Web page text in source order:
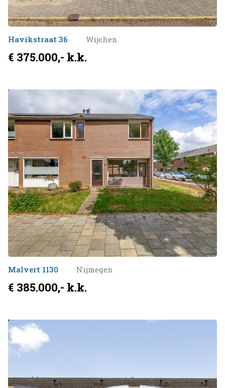
Havikstraat 36 Wijchen
€ 375.000,- k.k.
Verkocht onder voorbehoud
Malvert 1130 Nijmegen
€ 385.000,- k.k.
Verkocht